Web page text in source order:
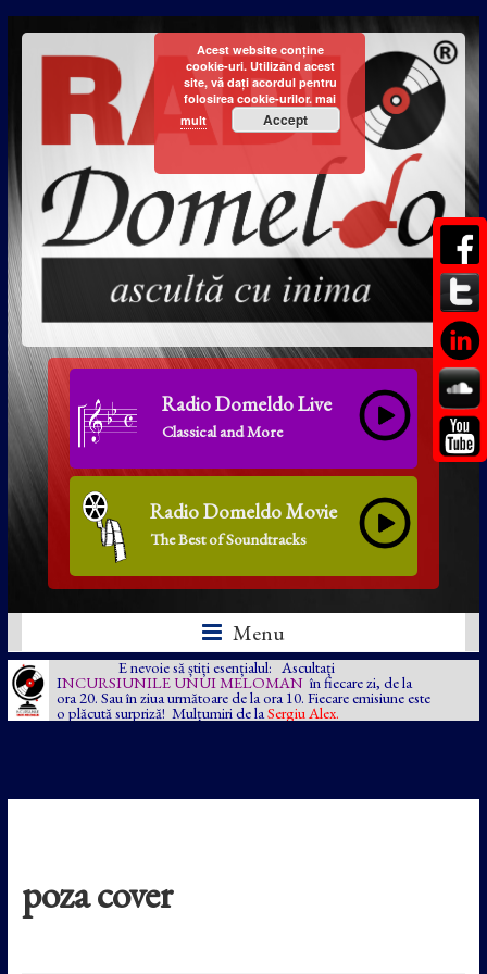
Radio Domeldo Live
Classical and More
Radio Domeldo Movie
The Best of Soundtracks
Menu
E nevoie să știți esențialul: Ascultați
INCURSIUNILE UNUI MELOMAN în fiecare zi, de la
ora 20. Sau în ziua următoare de la ora 10. Fiecare emisiune este
o plăcută surpriză! Mulțumiri de la Sergiu Alex.
poza cover
Acest website conține
cookie-uri. Utilizând acest
site, vă dați acordul pentru
folosirea cookie-urilor. mai
mult
Accept